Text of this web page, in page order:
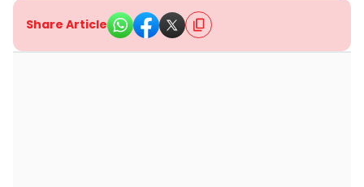
Share Article